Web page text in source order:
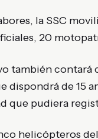
la SSC
20
también contará
dispondrá de 15
que pudiera
helicópteros